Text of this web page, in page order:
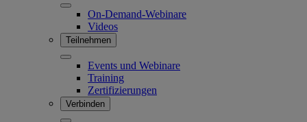
On-Demand-Webinare
Videos
Teilnehmen
Events und Webinare
Training
Zertifizierungen
Verbinden